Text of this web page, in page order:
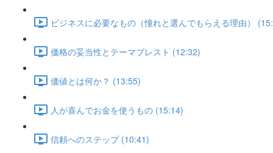
ビジネスに必要なもの（憧れと選んでもらえる理由）
価格の妥当性とテーマブレスト (12:32)
価値とは何か？ (13:55)
人が喜んでお金を使うもの (15:14)
信頼へのステップ (10:41)